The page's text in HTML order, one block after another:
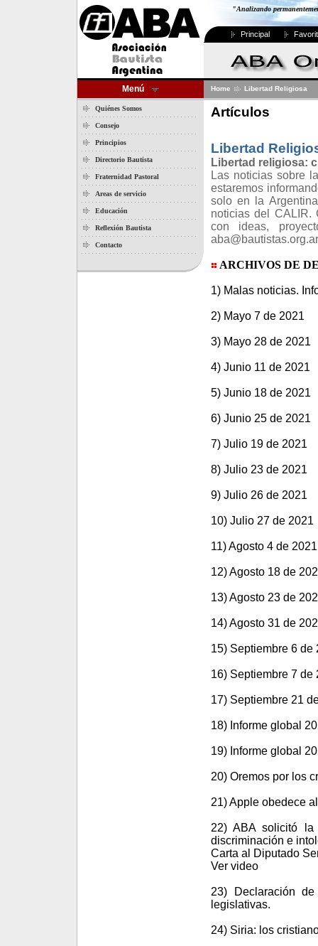
"Analizando
Principal
Menú
Quiénes Somos
Consejo
Principios
Directorio Bautista
Fraternidad Pastoral
Areas de servicio
Educación
Reflexión Bautista
Contacto
Home Libertad Religiosa
Artículos
Libertad
Libertad religiosa:
Las noticias sobre
estaremos
solo en la
noticias del CALIR.
con ideas,
aba@bautistas.org.ar
ARCHIVOS DE
1) Malas noticias.
2) Mayo 7 de 2021
3) Mayo 28 de 2021
4) Junio 11 de 2021
5) Junio 18 de 2021
6) Junio 25 de 2021
7) Julio 19 de 2021
8) Julio 23 de 2021
9) Julio 26 de 2021
10) Julio 27 de 2021
11) Agosto 4 de 2021
12) Agosto 18 de
13) Agosto 23 de
14) Agosto 31 de
15) Septiembre 6 de
16) Septiembre 7 de
17) Septiembre 21
18) Informe global
19) Informe global
20) Oremos por los
21) Apple obedece
22) ABA solicitó
discriminación e
Carta al Diputado
Ver video
23) Declaración
legislativas.
24) Siria: los